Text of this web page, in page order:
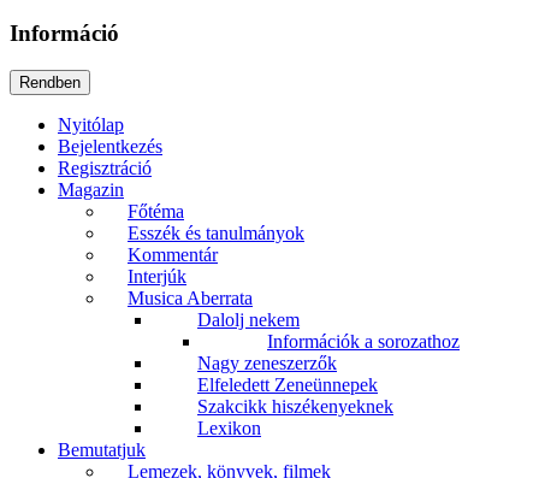
Információ
Nyitólap
Bejelentkezés
Regisztráció
Magazin
Főtéma
Esszék és tanulmányok
Kommentár
Interjúk
Musica Aberrata
Dalolj nekem
Információk a sorozathoz
Nagy zeneszerzők
Elfeledett Zeneünnepek
Szakcikk hiszékenyeknek
Lexikon
Bemutatjuk
Lemezek, könyvek, filmek